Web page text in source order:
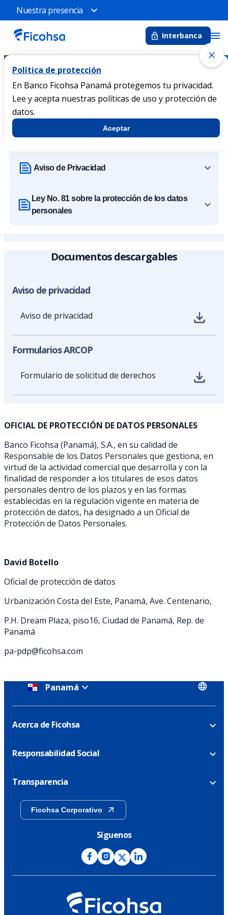
Nuestra presencia
Interbanca
Política de protección
En Banco Ficohsa Panamá protegemos tu privacidad.
Lee y acepta nuestras políticas de uso y protección de
datos.
Aceptar
Inicio Protección Financiera
Protección de Datos Personales
Te contamos todo lo que necesitas saber sobre la protección
Aviso de Privacidad
Ley No. 81 sobre la protección de los datos
personales
Documentos descargables
Aviso de privacidad
Aviso de privacidad
Formularios ARCOP
Formulario de solicitud de derechos
OFICIAL DE PROTECCIÓN DE DATOS PERSONALES
Banco Ficohsa (Panamá), S.A., en su calidad de
Responsable de los Datos Personales que gestiona, en
virtud de la actividad comercial que desarrolla y con la
finalidad de responder a los titulares de esos datos
personales dentro de los plazos y en las formas
establecidas en la regulación vigente en materia de
protección de datos, ha designado a un Oficial de
Protección de Datos Personales.
David Botello
Oficial de protección de datos
Urbanización Costa del Este, Panamá, Ave. Centenario,
P.H. Dream Plaza, piso16, Ciudad de Panamá, Rep. de
Panamá
pa-pdp@ficohsa.com
Panamá
Acerca de Ficohsa
Responsabilidad Social
Transparencia
Ficohsa Corporativo
Síguenos